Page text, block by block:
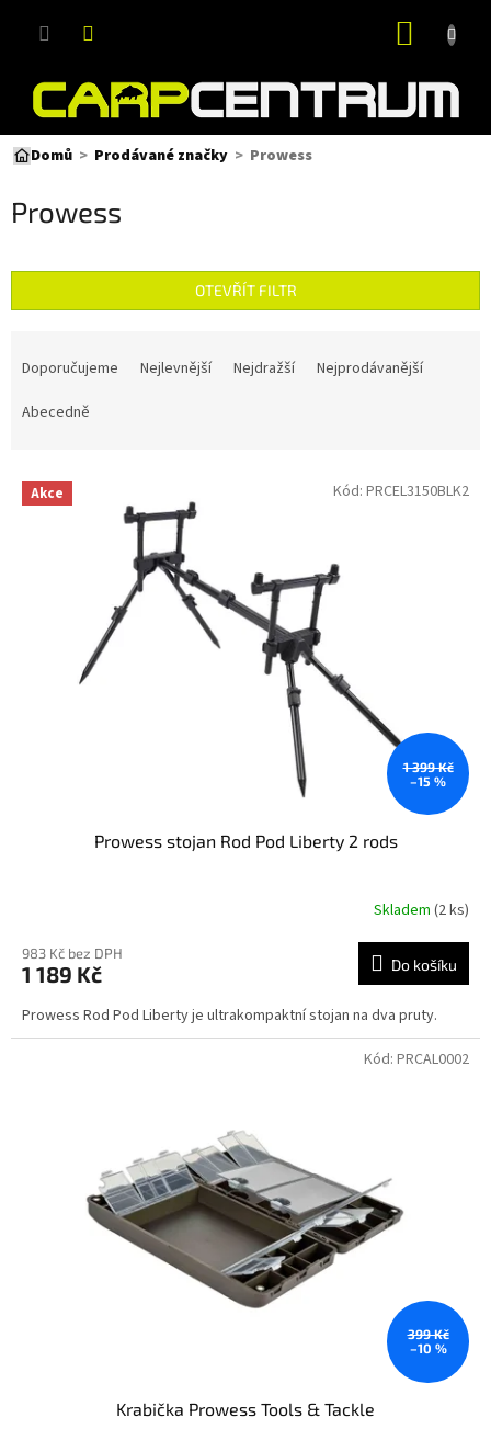
Domů Prodávané značky Prowess
Prowess
OTEVŘÍT FILTR
p
Doporučujeme Nejlevnější Nejdražší
Nejprodávanější
Abecedně
V Akce
1 399 Kč
–15 %
Prowess stojan Rod Pod Liberty 2 rods
Skladem (2 ks)
983 Kč bez DPH
1 189 Kč Do košíku
Prowess Rod Pod Liberty je ultrakompaktní stojan na dva pruty.
Kód: PRCEL3150BLK2
399 Kč
–10 %
Krabička Prowess Tools & Tackle
Kód: PRCAL0002